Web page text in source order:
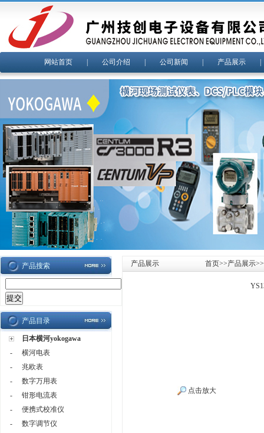
网站首页 公司介绍 公司新闻 产品展示
产品搜索
产品目录
日本横河yokogawa
-
横河电表
-
兆欧表
-
数字万用表
-
钳形电流表
-
便携式校准仪
-
数字调节仪
产品展示 首页>>产品展示>>
点击放大